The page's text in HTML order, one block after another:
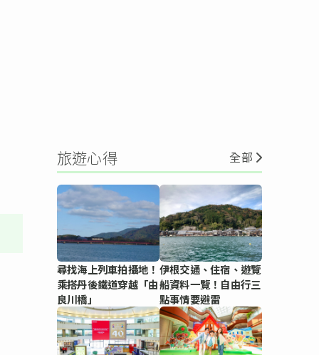
旅遊心得 全部
尋找海上列車拍攝地！
乘搭丹後鐵道穿越「由
良川橋」
伊根交通、住宿、遊覽
船資料一覽！自由行三
點事情要避雷